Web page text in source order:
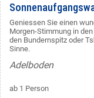
Geniessen Sie einen
Morgen-Stimmung in
den Bundernspitz oder
Sinne.
Adelboden
ab 1 Person